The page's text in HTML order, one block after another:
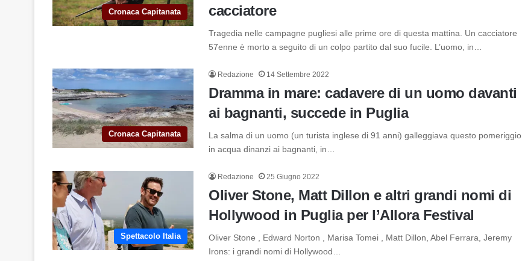
Cronaca Capitanata
cacciatore
Tragedia nelle campagne pugliesi alle prime ore di questa mattina. Un cacciatore
57enne è morto a seguito di un colpo partito dal suo fucile. L’uomo, in…
Cronaca Capitanata
Redazione 14 Settembre 2022
Dramma in mare: cadavere di un uomo davanti
ai bagnanti, succede in Puglia
La salma di un uomo (un turista inglese di 91 anni) galleggiava questo pomeriggio
in acqua dinanzi ai bagnanti, in…
Spettacolo Italia
Redazione 25 Giugno 2022
Oliver Stone, Matt Dillon e altri grandi nomi di
Hollywood in Puglia per l’Allora Festival
Oliver Stone , Edward Norton , Marisa Tomei , Matt Dillon, Abel Ferrara, Jeremy
Irons: i grandi nomi di Hollywood…